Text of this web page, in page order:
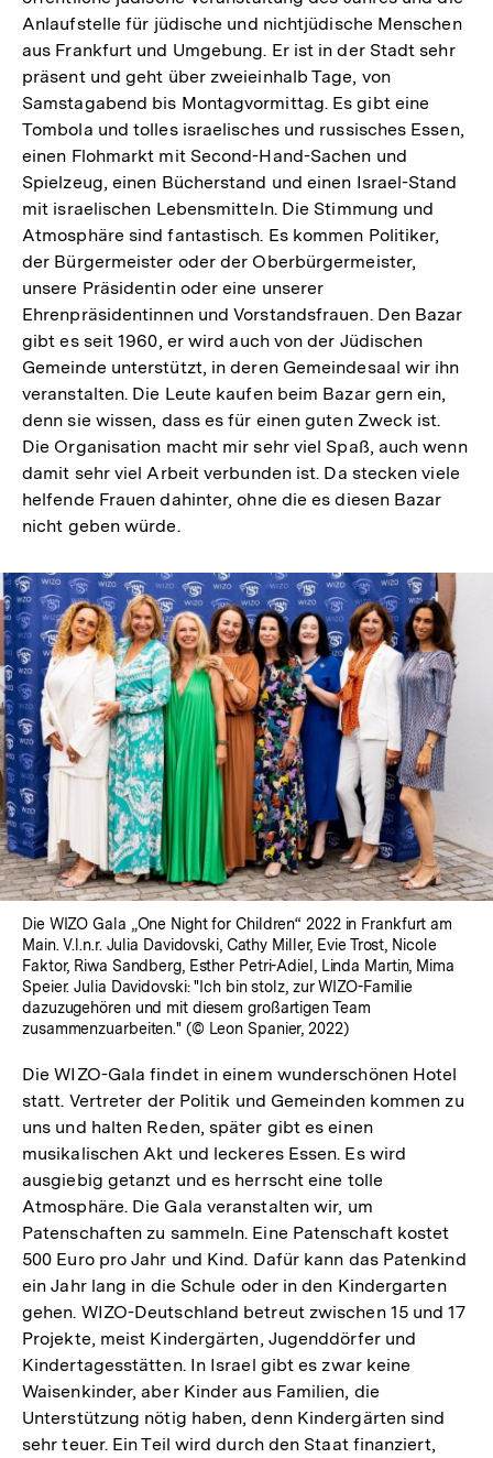
Anlaufstelle für jüdische und nichtjüdische Menschen
aus Frankfurt und Umgebung. Er ist in der Stadt sehr
präsent und geht über zweieinhalb Tage, von
Samstagabend bis Montagvormittag. Es gibt eine
Tombola und tolles israelisches und russisches Essen,
einen Flohmarkt mit Second-Hand-Sachen und
Spielzeug, einen Bücherstand und einen Israel-Stand
mit israelischen Lebensmitteln. Die Stimmung und
Atmosphäre sind fantastisch. Es kommen Politiker,
der Bürgermeister oder der Oberbürgermeister,
unsere Präsidentin oder eine unserer
Ehrenpräsidentinnen und Vorstandsfrauen. Den Bazar
gibt es seit 1960, er wird auch von der Jüdischen
Gemeinde unterstützt, in deren Gemeindesaal wir ihn
veranstalten. Die Leute kaufen beim Bazar gern ein,
denn sie wissen, dass es für einen guten Zweck ist.
Die Organisation macht mir sehr viel Spaß, auch wenn
damit sehr viel Arbeit verbunden ist. Da stecken viele
helfende Frauen dahinter, ohne die es diesen Bazar
nicht geben würde.
Die WIZO Gala „One Night for Children“ 2022 in Frankfurt am
Main. V.l.n.r. Julia Davidovski, Cathy Miller, Evie Trost, Nicole
Faktor, Riwa Sandberg, Esther Petri-Adiel, Linda Martin, Mima
Speier. Julia Davidovski: "Ich bin stolz, zur WIZO-Familie
dazuzugehören und mit diesem großartigen Team
zusammenzuarbeiten." (© Leon Spanier, 2022)
Die WIZO-Gala findet in einem wunderschönen Hotel
statt. Vertreter der Politik und Gemeinden kommen zu
uns und halten Reden, später gibt es einen
musikalischen Akt und leckeres Essen. Es wird
ausgiebig getanzt und es herrscht eine tolle
Atmosphäre. Die Gala veranstalten wir, um
Patenschaften zu sammeln. Eine Patenschaft kostet
500 Euro pro Jahr und Kind. Dafür kann das Patenkind
ein Jahr lang in die Schule oder in den Kindergarten
gehen. WIZO-Deutschland betreut zwischen 15 und 17
Projekte, meist Kindergärten, Jugenddörfer und
Kindertagesstätten. In Israel gibt es zwar keine
Waisenkinder, aber Kinder aus Familien, die
Unterstützung nötig haben, denn Kindergärten sind
sehr teuer. Ein Teil wird durch den Staat finanziert,